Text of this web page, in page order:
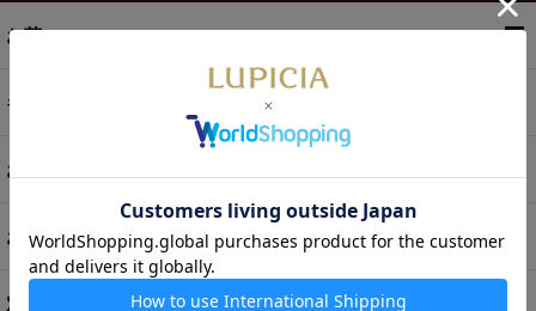
お茶
ギフト
お菓子・食品・飲料
お買い得商品
定期便